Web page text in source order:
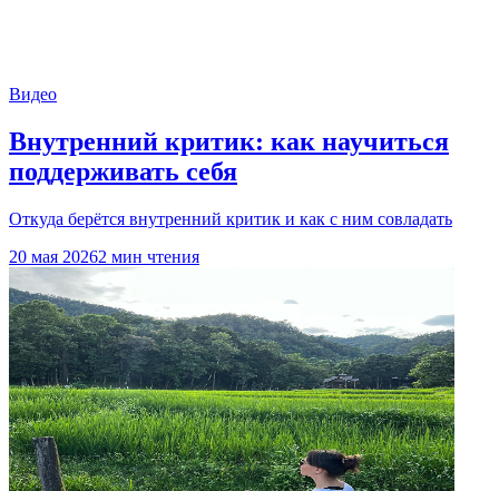
Видео
Внутренний критик: как научиться
поддерживать себя
Откуда берётся внутренний критик и как с ним совладать
20 мая 20262 мин чтения